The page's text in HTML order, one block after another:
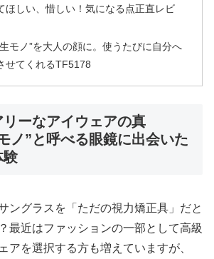
ほしい、惜しい！気になる点正直レビ
モノ”を大人の顔に。使うたびに自分へ
せてくれるTF5178
リーなアイウェアの真
ノ”と呼べる眼鏡に出会いた
験
ングラスを「ただの視力矯正具」だと
最近はファッションの一部として高級
アを選択する方も増えていますが、